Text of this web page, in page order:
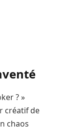
? »
créatif de
chaos